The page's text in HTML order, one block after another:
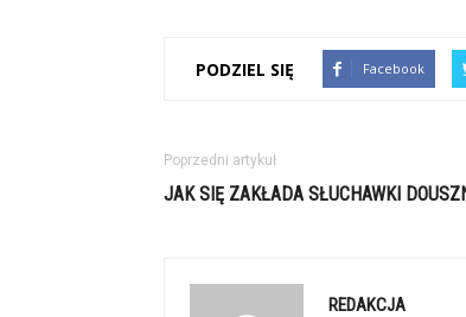
PODZIEL SIĘ Facebook
Poprzedni artykuł
JAK SIĘ ZAKŁADA SŁUCHAWKI
REDAKCJA